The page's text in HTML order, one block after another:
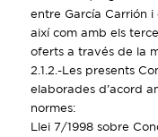
entre García Carrión i
així com amb els
oferts a través de la
2.1.2.-Les presents
elaborades d’acord
normes:
Llei 7/1998 sobre